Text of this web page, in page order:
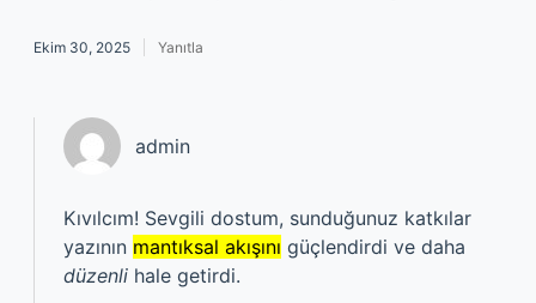
Ekim 30, 2025 Yanıtla
admin
Kıvılcım! Sevgili dostum, sunduğunuz katkılar
yazının mantıksal akışını güçlendirdi ve daha
düzenli hale getirdi.